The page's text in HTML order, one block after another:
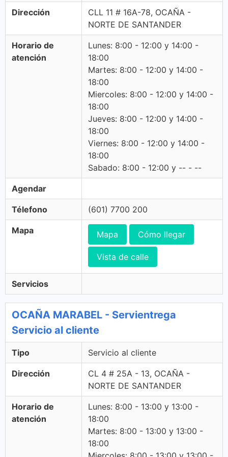
Dirección
CLL 11 # 16A-78, OCAÑA -
NORTE DE SANTANDER
Horario de
atención
Lunes: 8:00 - 12:00 y 14:00 -
18:00
Martes: 8:00 - 12:00 y 14:00 -
18:00
Miercoles: 8:00 - 12:00 y 14:00 -
18:00
Jueves: 8:00 - 12:00 y 14:00 -
18:00
Viernes: 8:00 - 12:00 y 14:00 -
18:00
Sabado: 8:00 - 12:00 y -- - --
Agendar
Télefono (601) 7700 200
Mapa Mapa Cómo llegar
Vista de calle
Servicios
OCAÑA MARABEL - Servientrega
Servicio al cliente
Tipo Servicio al cliente
Dirección
CL 4 # 25A - 13, OCAÑA -
NORTE DE SANTANDER
Horario de
atención
Lunes: 8:00 - 13:00 y 13:00 -
18:00
Martes: 8:00 - 13:00 y 13:00 -
18:00